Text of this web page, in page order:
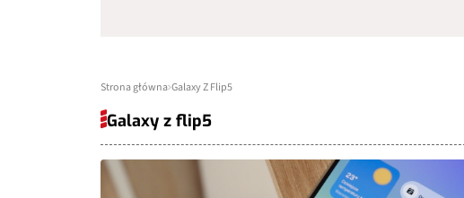
Strona główna Galaxy Z Flip5
Galaxy z flip5